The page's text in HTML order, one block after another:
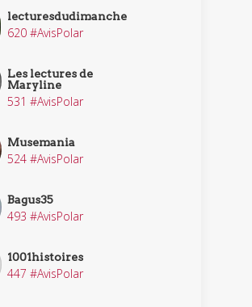
lecturesdudimanche
620 #AvisPolar
Les lectures de
Maryline
531 #AvisPolar
Musemania
524 #AvisPolar
Bagus35
493 #AvisPolar
1001histoires
447 #AvisPolar